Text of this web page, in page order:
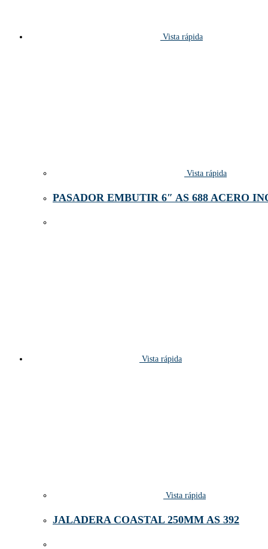
Vista rápida
Vista rápida
PASADOR EMBUTIR 6″ AS 688 ACERO
Vista rápida
Vista rápida
JALADERA COASTAL 250MM AS 392